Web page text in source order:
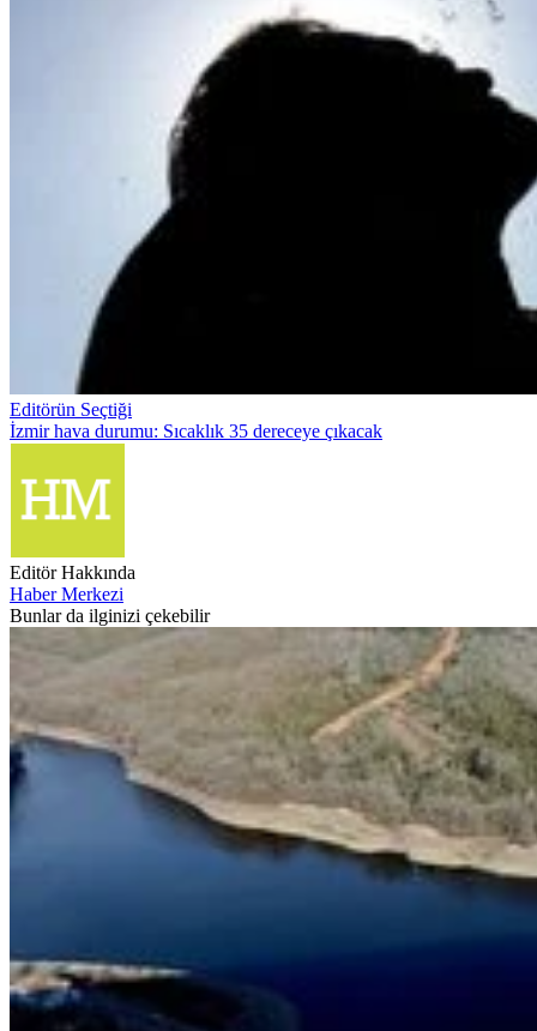
Editörün Seçtiği
İzmir hava durumu: Sıcaklık 35 dereceye çıkacak
Editör Hakkında
Haber Merkezi
Bunlar da ilginizi çekebilir